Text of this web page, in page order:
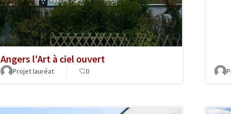
Angers l'Art à ciel ouvert
Projet lauréat 0